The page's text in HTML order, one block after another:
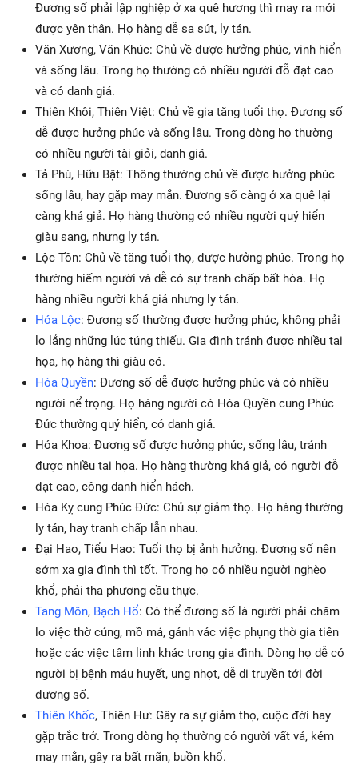
Đương số phải lập nghiệp ở xa quê hương thì may ra mới
được yên thân. Họ hàng dễ sa sút, ly tán.
Văn Xương, Văn Khúc: Chủ về được hưởng phúc, vinh hiển
và sống lâu. Trong họ thường có nhiều người đỗ đạt cao
và có danh giá.
Thiên Khôi, Thiên Việt: Chủ về gia tăng tuổi thọ. Đương số
dễ được hưởng phúc và sống lâu. Trong dòng họ thường
có nhiều người tài giỏi, danh giá.
Tả Phù, Hữu Bật: Thông thường chủ về được hưởng phúc
sống lâu, hay gặp may mắn. Đương số càng ở xa quê lại
càng khá giả. Họ hàng thường có nhiều người quý hiển
giàu sang, nhưng ly tán.
Lộc Tồn: Chủ về tăng tuổi thọ, được hưởng phúc. Trong họ
thường hiếm người và dễ có sự tranh chấp bất hòa. Họ
hàng nhiều người khá giả nhưng ly tán.
Hóa Lộc: Đương số thường được hưởng phúc, không phải
lo lắng những lúc túng thiếu. Gia đình tránh được nhiều tai
họa, họ hàng thì giàu có.
Hóa Quyền: Đương số dễ được hưởng phúc và có nhiều
người nể trọng. Họ hàng người có Hóa Quyền cung Phúc
Đức thường quý hiển, có danh giá.
Hóa Khoa: Đương số được hưởng phúc, sống lâu, tránh
được nhiều tai họa. Họ hàng thường khá giả, có người đỗ
đạt cao, công danh hiển hách.
Hóa Kỵ cung Phúc Đức: Chủ sự giảm thọ. Họ hàng thường
ly tán, hay tranh chấp lẫn nhau.
Đại Hao, Tiểu Hao: Tuổi thọ bị ảnh hưởng. Đương số nên
sớm xa gia đình thì tốt. Trong họ có nhiều người nghèo
khổ, phải tha phương cầu thực.
Tang Môn, Bạch Hổ: Có thể đương số là người phải chăm
lo việc thờ cúng, mồ mả, gánh vác việc phụng thờ gia tiên
hoặc các việc tâm linh khác trong gia đình. Dòng họ dễ có
người bị bệnh máu huyết, ung nhọt, dễ di truyền tới đời
đương số.
Thiên Khốc, Thiên Hư: Gây ra sự giảm thọ, cuộc đời hay
gặp trắc trở. Trong dòng họ thường có người vất vả, kém
may mắn, gây ra bất mãn, buồn khổ.